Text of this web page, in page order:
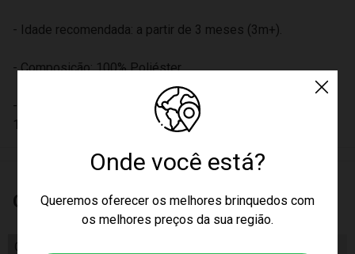
Onde você está?
Queremos oferecer os melhores brinquedos com
os melhores preços da sua região.
- Idade recomendada: a partir de 3 meses (3m+).
- Composição: 100% Poliéster.
- Certificado pelo Inmetro através do registro OCP0061 00
110-03A.
Características
Certificado/ Selo Inmetro